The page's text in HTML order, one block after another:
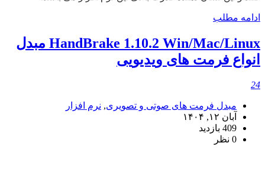
ادامه مطلب
HandBrake 1.10.2 Win/Mac/Linux مبدل
انواع فرمت های ویدیویی
24
مبدل فرمت های صوتی و تصویری, نرم افزار
آبان ۱۲, ۱۴۰۴
409 بازدید
0 نظر